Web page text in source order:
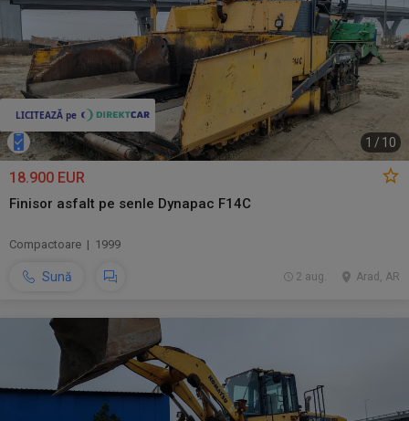
1 / 10
18.900 EUR
Finisor asfalt pe senle Dynapac F14C
Compactoare | 1999
Sună Arad, AR
2 aug.